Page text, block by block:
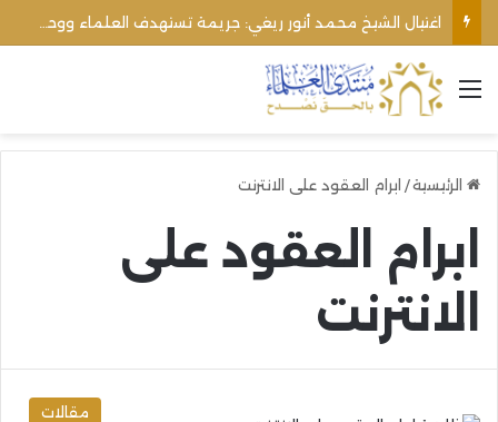
القائمة
الرئيسية/ ابرام العقود على الانترنت
ابرام العقود على
الانترنت
مقالات